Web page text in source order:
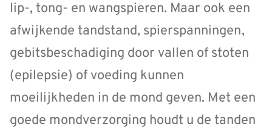
lip-, tong- en wangspieren. Maar ook een
afwijkende tandstand, spierspanningen,
gebitsbeschadiging door vallen of stoten
(epilepsie) of voeding kunnen
moeilijkheden in de mond geven. Met een
goede mondverzorging houdt u de tanden